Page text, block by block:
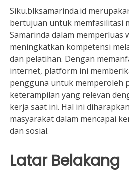
Siku.blksamarinda.id
bertujuan untuk memfasilitasi
Samarinda dalam memperluas
meningkatkan kompetensi
dan pelatihan. Dengan
internet, platform ini
pengguna untuk memperoleh
keterampilan yang relevan
kerja saat ini. Hal ini
masyarakat dalam mencapai
dan sosial.
Latar Belakang